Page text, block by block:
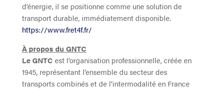
d’énergie, il se positionne comme une solution de
transport durable, immédiatement disponible.
https://www.fret4f.fr/
À propos du GNTC
Le GNTC est l’organisation professionnelle, créée en
1945, représentant l’ensemble du secteur des
transports combinés et de l’intermodalité en France